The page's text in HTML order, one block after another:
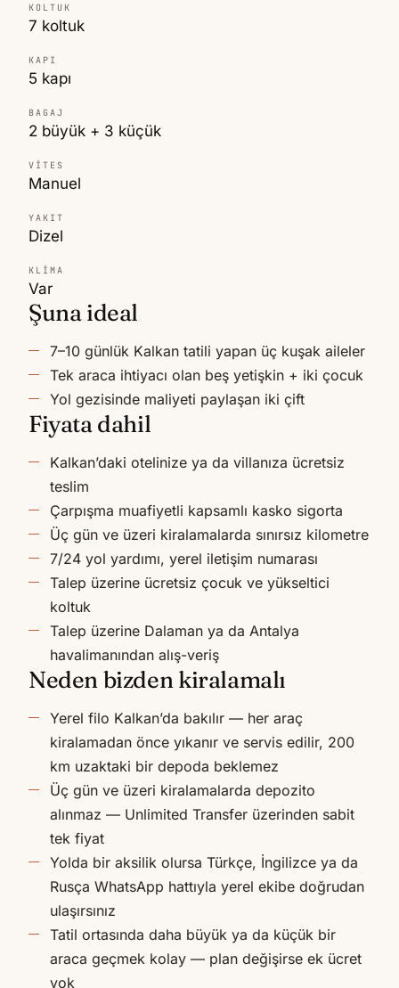
KOLTUK
7 koltuk
KAPI
5 kapı
BAGAJ
2 büyük + 3 küçük
VITES
Manuel
YAKIT
Dizel
KLIMA
Var
Şuna ideal
7–10 günlük Kalkan tatili yapan üç kuşak aileler
Tek araca ihtiyacı olan beş yetişkin + iki çocuk
Yol gezisinde maliyeti paylaşan iki çift
Fiyata dahil
Kalkan’daki otelinize ya da villanıza ücretsiz
teslim
Çarpışma muafiyetli kapsamlı kasko sigorta
Üç gün ve üzeri kiralamalarda sınırsız kilometre
7/24 yol yardımı, yerel iletişim numarası
Talep üzerine ücretsiz çocuk ve yükseltici
koltuk
Talep üzerine Dalaman ya da Antalya
havalimanından alış-veriş
Neden bizden kiralamalı
Yerel filo Kalkan’da bakılır — her araç
kiralamadan önce yıkanır ve servis edilir, 200
km uzaktaki bir depoda beklemez
Üç gün ve üzeri kiralamalarda depozito
alınmaz — Unlimited Transfer üzerinden sabit
tek fiyat
Yolda bir aksilik olursa Türkçe, İngilizce ya da
Rusça WhatsApp hattıyla yerel ekibe doğrudan
ulaşırsınız
Tatil ortasında daha büyük ya da küçük bir
araca geçmek kolay — plan değişirse ek ücret
yok